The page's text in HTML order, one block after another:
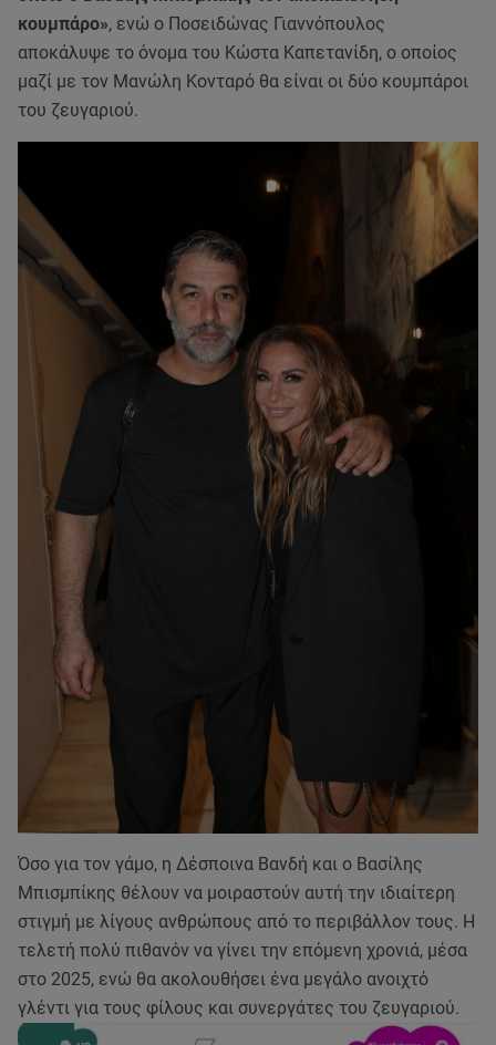
κουμπάρο», ενώ ο Ποσειδώνας Γιαννόπουλος
αποκάλυψε το όνομα του Κώστα Καπετανίδη, ο οποίος
μαζί με τον Μανώλη Κονταρό θα είναι οι δύο κουμπάροι
του ζευγαριού.
Όσο για τον γάμο, η Δέσποινα Βανδή και ο Βασίλης
Μπισμπίκης θέλουν να μοιραστούν αυτή την ιδιαίτερη
στιγμή με λίγους ανθρώπους από το περιβάλλον τους. Η
τελετή πολύ πιθανόν να γίνει την επόμενη χρονιά, μέσα
στο 2025, ενώ θα ακολουθήσει ένα μεγάλο ανοιχτό
γλέντι για τους φίλους και συνεργάτες του ζευγαριού.